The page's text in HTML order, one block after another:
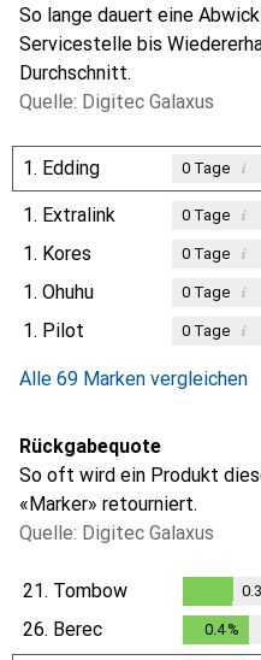
So lange dauert eine
Servicestelle bis
Durchschnitt.
Quelle: Digitec Galaxus
1. Edding 0Tage i
1. Extralink 0Tage i
1. Kores 0Tage i
1. Ohuhu 0Tage i
1. Pilot 0Tage i
Alle 69 Marken vergleichen
Rückgabequote
So oft wird ein Produkt
«Marker» retourniert.
Quelle: Digitec Galaxus
21. Tombow
0.3%
0.3
26. Berec 0.4%